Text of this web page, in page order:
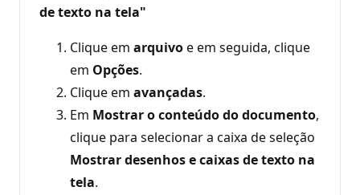
de texto na tela"
Clique em arquivoe em seguida, clique
em Opções.
Clique em avançadas.
Em Mostrar o conteúdo do documento,
clique para selecionar a caixa de seleção
Mostrar desenhos e caixas de texto na
tela.